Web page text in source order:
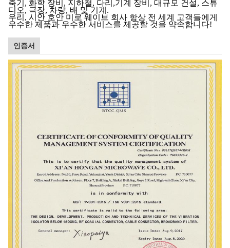
축기, 화학 장비, 지하철, 다리,기계 장비, 대규모 건설, 스튜
디오, 극장, 차량, 배 및 기계.
우리, 시안 호안 미로 웨이브 회사 항상 전 세계 고객들에게
우수한 제품과 우수한 서비스를 제공할 것을 약속합니다!
인증서